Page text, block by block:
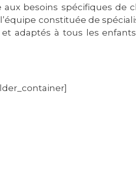
besoins spécifiques de
constituée de
et adaptés à tous les